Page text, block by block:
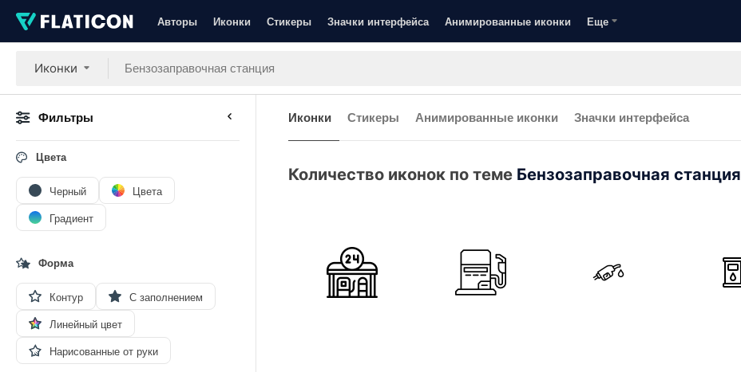
Авторы Иконки Стикеры Значки интерфейса Анимированные иконки Еще
Иконки
Фильтры
Цвета
Черный
Цвета
Градиент
Форма
Контур
С заполнением
Линейный цвет
Нарисованные от руки
Иконки Стикеры Анимированные иконки Значки интерфейса
Количество иконок по теме Бензозаправочная станция